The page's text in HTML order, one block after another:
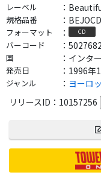
レーベル ：
規格品番 ：
フォーマット ： CD
バーコード ：
国 ： インタ
発売日 ： 1996年
ジャンル ： ヨーロ
リリースID： 10157256